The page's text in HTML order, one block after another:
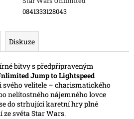
0841333128043
Diskuze
bitvy s předpřipraveným
Jump to Lightspeed
svého velitele – charismatického
nelítostného nájemného lovce
do strhující karetní hry plné
světa Star Wars.